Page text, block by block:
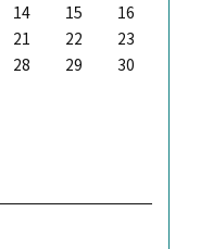
14 15
16
21 22
23
28 29
30